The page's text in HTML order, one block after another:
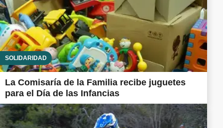
SOLIDARIDAD
La Comisaría de la Familia recibe juguetes
para el Día de las Infancias